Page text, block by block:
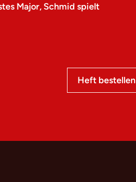
Major, Schmid spielt
Heft bestellen